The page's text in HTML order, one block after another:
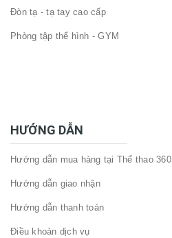
Đòn tạ - tạ tay cao cấp
Phòng tập thể hình - GYM
HƯỚNG DẪN
Hướng dẫn mua hàng tại Thể thao 360
Hướng dẫn giao nhận
Hướng dẫn thanh toán
Điều khoản dịch vụ